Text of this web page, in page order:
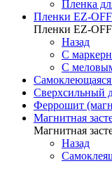
Пленка
Пленки EZ-
Пленки EZ-
Назад
С
С
Самоклеющаяся
Сверхсильный
Феррошит
Магнитная
Магнитная
Назад